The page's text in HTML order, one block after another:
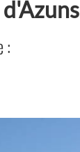
d'Azuns
: